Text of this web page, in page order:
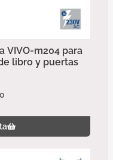
VIVO-m204 para
libro y puertas